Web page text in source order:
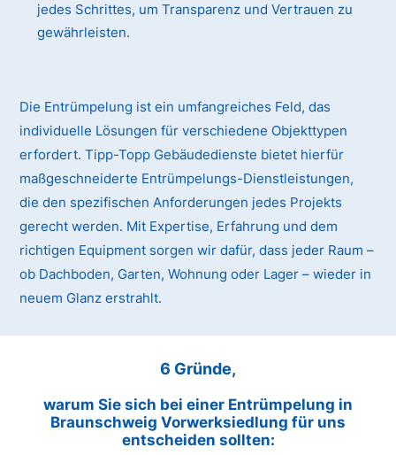
jedes Schrittes, um Transparenz und Vertrauen zu
gewährleisten.
Die Entrümpelung ist ein umfangreiches Feld, das
individuelle Lösungen für verschiedene Objekttypen
erfordert. Tipp-Topp Gebäudedienste bietet hierfür
maßgeschneiderte Entrümpelungs-Dienstleistungen,
die den spezifischen Anforderungen jedes Projekts
gerecht werden. Mit Expertise, Erfahrung und dem
richtigen Equipment sorgen wir dafür, dass jeder Raum –
ob Dachboden, Garten, Wohnung oder Lager – wieder in
neuem Glanz erstrahlt.
6 Gründe,
warum Sie sich bei einer Entrümpelung in
Braunschweig Vorwerksiedlung für uns
entscheiden sollten: